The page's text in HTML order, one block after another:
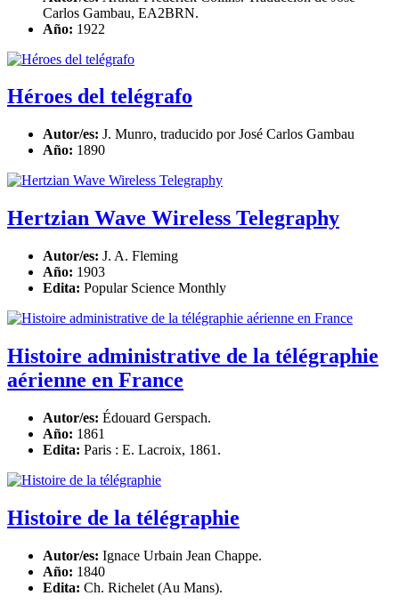
Carlos Gambau, EA2BRN.
Año: 1922
Héroes del telégrafo
Autor/es: J. Munro, traducido por José Carlos Gambau
Año: 1890
Hertzian Wave Wireless Telegraphy
Autor/es: J. A. Fleming
Año: 1903
Edita: Popular Science Monthly
Histoire administrative de la télégraphie
aérienne en France
Autor/es: Édouard Gerspach.
Año: 1861
Edita: Paris : E. Lacroix, 1861.
Histoire de la télégraphie
Autor/es: Ignace Urbain Jean Chappe.
Año: 1840
Edita: Ch. Richelet (Au Mans).